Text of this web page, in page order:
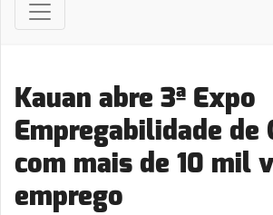
Kauan abre 3ª Expo
Empregabilidade de
com mais de 10 mil
emprego